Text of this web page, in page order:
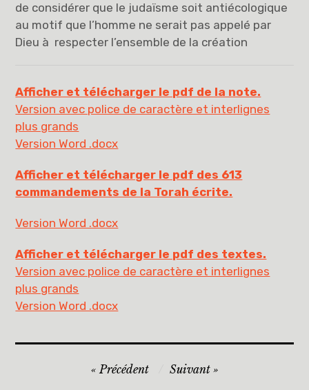
de considérer que le judaïsme soit antiécologique
au motif que l’homme ne serait pas appelé par
Dieu à respecter l’ensemble de la création
Afficher et télécharger le pdf de la note.
Version avec police de caractère et interlignes
plus grands
Version Word .docx
Afficher et télécharger le pdf des 613
commandements de la Torah écrite.
Version Word .docx
Afficher et télécharger le pdf des textes.
Version avec police de caractère et interlignes
plus grands
Version Word .docx
NavigationPrécédent Suivant